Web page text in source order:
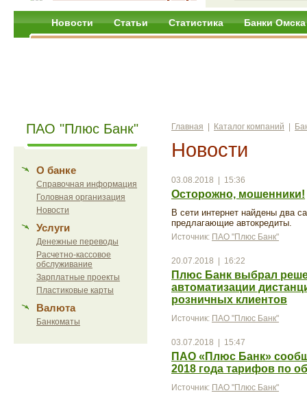
Новости Статьи Статистика Банки Омска
ПАО "Плюс Банк"
О банке
Справочная информация
Головная организация
Новости
Услуги
Денежные переводы
Расчетно-кассовое
обслуживание
Зарплатные проекты
Пластиковые карты
Валюта
Банкоматы
Главная Каталог компаний
Новости
03.08.2018 | 15:36
Осторожно, мошенники!
В сети интернет найдены два
предлагающие автокредиты.
Источник: ПАО "Плюс Банк"
20.07.2018 | 16:22
Плюс Банк выбрал
автоматизации
розничных клиентов
Источник: ПАО "Плюс Банк"
03.07.2018 | 15:47
ПАО «Плюс Банк»
2018 года тарифов по
Источник: ПАО "Плюс Банк"